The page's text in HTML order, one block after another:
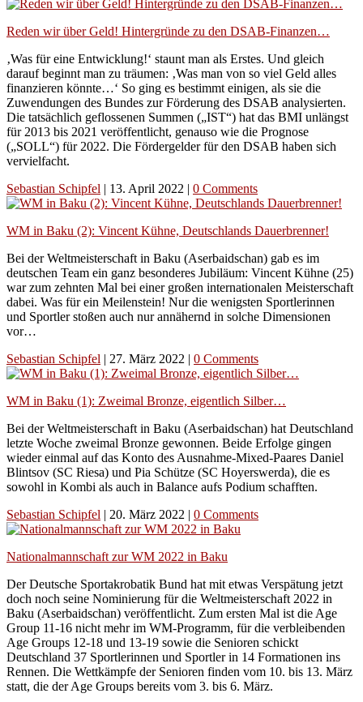
Reden wir über Geld! Hintergründe zu den DSAB-Finanzen…
‚Was für eine Entwicklung!‘ staunt man als Erstes. Und gleich
darauf beginnt man zu träumen: ‚Was man von so viel Geld alles
finanzieren könnte…‘ So ging es bestimmt einigen, als sie die
Zuwendungen des Bundes zur Förderung des DSAB analysierten.
Die tatsächlich geflossenen Summen („IST“) hat das BMI unlängst
für 2013 bis 2021 veröffentlicht, genauso wie die Prognose
(„SOLL“) für 2022. Die Fördergelder für den DSAB haben sich
vervielfacht.
Sebastian Schipfel | 13. April 2022 | 0 Comments
WM in Baku (2): Vincent Kühne, Deutschlands Dauerbrenner!
Bei der Weltmeisterschaft in Baku (Aserbaidschan) gab es im
deutschen Team ein ganz besonderes Jubiläum: Vincent Kühne (25)
war zum zehnten Mal bei einer großen internationalen Meisterschaft
dabei. Was für ein Meilenstein! Nur die wenigsten Sportlerinnen
und Sportler stoßen auch nur annähernd in solche Dimensionen
vor…
Sebastian Schipfel | 27. März 2022 | 0 Comments
WM in Baku (1): Zweimal Bronze, eigentlich Silber…
Bei der Weltmeisterschaft in Baku (Aserbaidschan) hat Deutschland
letzte Woche zweimal Bronze gewonnen. Beide Erfolge gingen
wieder einmal auf das Konto des Ausnahme-Mixed-Paares Daniel
Blintsov (SC Riesa) und Pia Schütze (SC Hoyerswerda), die es
sowohl in Kombi als auch in Balance aufs Podium schafften.
Sebastian Schipfel | 20. März 2022 | 0 Comments
Nationalmannschaft zur WM 2022 in Baku
Der Deutsche Sportakrobatik Bund hat mit etwas Verspätung jetzt
doch noch seine Nominierung für die Weltmeisterschaft 2022 in
Baku (Aserbaidschan) veröffentlicht. Zum ersten Mal ist die Age
Group 11-16 nicht mehr im WM-Programm, für die verbleibenden
Age Groups 12-18 und 13-19 sowie die Senioren schickt
Deutschland 37 Sportlerinnen und Sportler in 14 Formationen ins
Rennen. Die Wettkämpfe der Senioren finden vom 10. bis 13. März
statt, die der Age Groups bereits vom 3. bis 6. März.